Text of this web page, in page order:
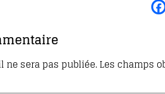
ne sera pas publiée.Les champs